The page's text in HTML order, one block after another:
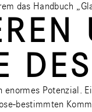
das Handbuch
Potenzial.
bestimmten